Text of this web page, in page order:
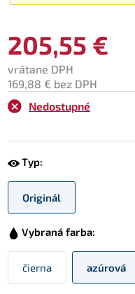
205,55 €
vrátane DPH
169,88 € bez DPH
Nedostupné
Typ:
Originál
Vybraná farba:
čierna azúrová